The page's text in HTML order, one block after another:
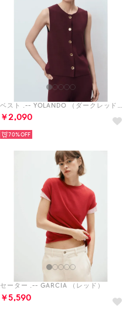
ベスト .-- YOLANDO （ダークレッド）
￥2,090
70%
セーター .-- GARCIA （レッド）
￥5,590